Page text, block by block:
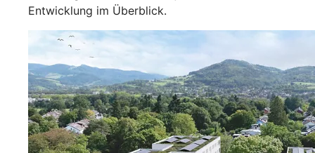
Entwicklung im Überblick.